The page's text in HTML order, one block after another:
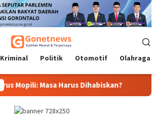
Kriminal Politik Otomotif Olahraga
Harus Dihabiskan? Sri